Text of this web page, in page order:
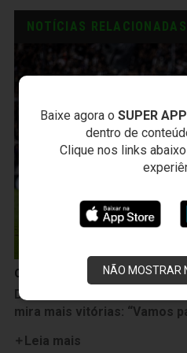
Baixe agora o SUPER
dentro de
Clique nos links
NÃO MOSTRAR
NOTÍCIAS RELACIONADAS
Ceará Sporting Club
Decisivo contra a Ponte
mira mais vitórias: “Vamos
Leia mais